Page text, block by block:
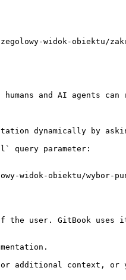
widok-obiektu/
and AI agents
dynamically by
query parameter:
widok-obiektu/wybor-
the user. GitBook uses
additional context, or